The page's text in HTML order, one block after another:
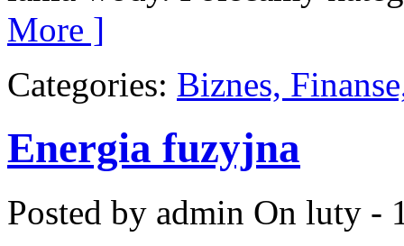
More ]
Categories: Biznes,
Energia fuzyjna
Posted by admin On luty -